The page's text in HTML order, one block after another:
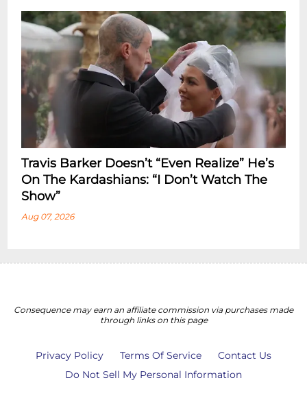
Travis Barker Doesn’t “Even Realize” He’s
On The Kardashians: “I Don’t Watch The
Show”
Aug 07, 2026
Consequence may earn an affiliate commission via purchases made
through links on this page
Privacy Policy Terms Of Service
Contact Us
Do Not Sell My Personal Information